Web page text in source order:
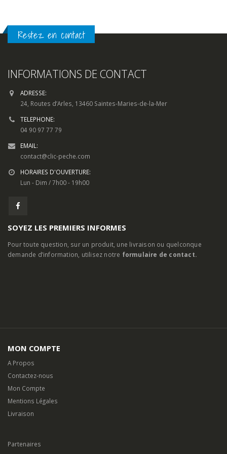
Restez en contact
INFORMATIONS DE CONTACT
ADRESSE:
24, Routes d’Arles, 13460 Saintes-Maries-de-la-Mer
TELEPHONE:
04 90 97 77 79
EMAIL:
contact@clic-peche.com
HORAIRES D'OUVERTURE:
Lun - Dim / 7h00 - 19h00
SOYEZ LES PREMIERS INFORMES
Pour toute question, sur un produit, une livraison ou quelconque
demande d’information, utilisez notre formulaire de contact.
MON COMPTE
A Propos
Contactez-nous
Mon Compte
Mentions Légales
Livraison
Partenaires